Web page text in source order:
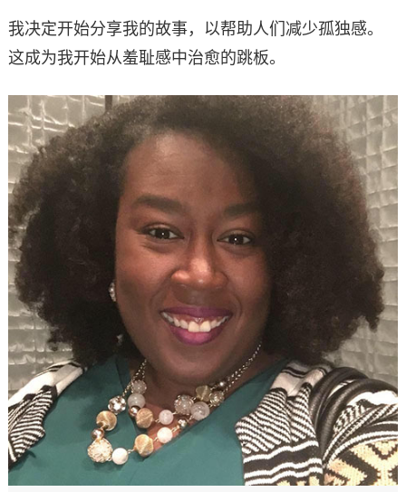
我决定开始分享我的故事，以帮助人们减少孤独感。
这成为我开始从羞耻感中治愈的跳板。